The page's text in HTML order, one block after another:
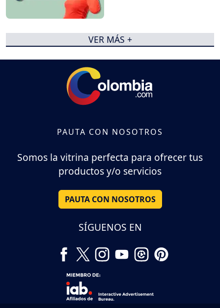
VER MÁS +
PAUTA CON NOSOTROS
Somos la vitrina perfecta para ofrecer tus
productos y/o servicios
PAUTA CON NOSOTROS
SÍGUENOS EN